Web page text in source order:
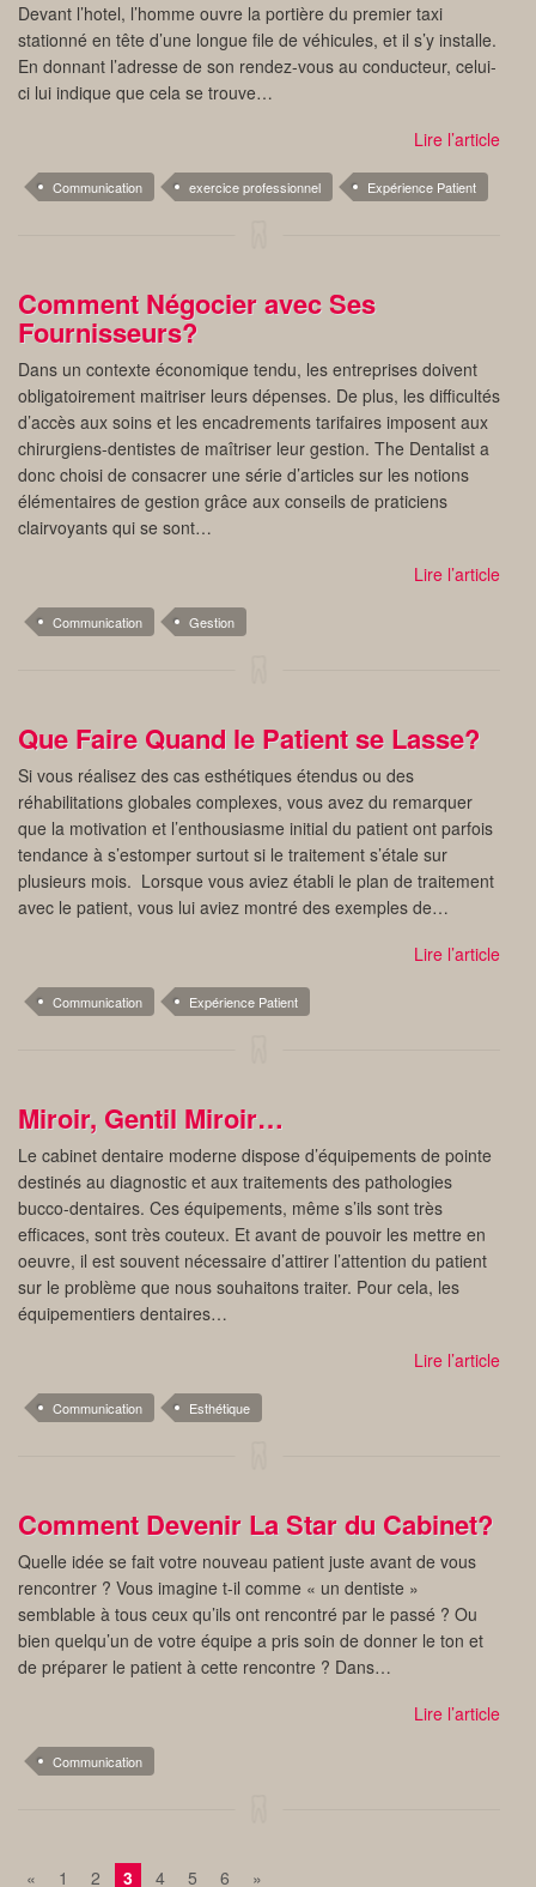
Devant l’hotel, l’homme ouvre la portière du premier taxi
stationné en tête d’une longue file de véhicules, et il s’y installe.
En donnant l’adresse de son rendez-vous au conducteur, celui-
ci lui indique que cela se trouve…
Lire l’article
Communication exercice professionnel Expérience Patient
Comment Négocier avec Ses
Fournisseurs?
Dans un contexte économique tendu, les entreprises doivent
obligatoirement maitriser leurs dépenses. De plus, les difficultés
d’accès aux soins et les encadrements tarifaires imposent aux
chirurgiens-dentistes de maîtriser leur gestion. The Dentalist a
donc choisi de consacrer une série d’articles sur les notions
élémentaires de gestion grâce aux conseils de praticiens
clairvoyants qui se sont…
Lire l’article
Communication Gestion
Que Faire Quand le Patient se Lasse?
Si vous réalisez des cas esthétiques étendus ou des
réhabilitations globales complexes, vous avez du remarquer
que la motivation et l’enthousiasme initial du patient ont parfois
tendance à s’estomper surtout si le traitement s’étale sur
plusieurs mois. Lorsque vous aviez établi le plan de traitement
avec le patient, vous lui aviez montré des exemples de…
Lire l’article
Communication Expérience Patient
Miroir, Gentil Miroir…
Le cabinet dentaire moderne dispose d’équipements de pointe
destinés au diagnostic et aux traitements des pathologies
bucco-dentaires. Ces équipements, même s’ils sont très
efficaces, sont très couteux. Et avant de pouvoir les mettre en
oeuvre, il est souvent nécessaire d’attirer l’attention du patient
sur le problème que nous souhaitons traiter. Pour cela, les
équipementiers dentaires…
Lire l’article
Communication Esthétique
Comment Devenir La Star du Cabinet?
Quelle idée se fait votre nouveau patient juste avant de vous
rencontrer ? Vous imagine t-il comme « un dentiste »
semblable à tous ceux qu’ils ont rencontré par le passé ? Ou
bien quelqu’un de votre équipe a pris soin de donner le ton et
de préparer le patient à cette rencontre ? Dans…
Lire l’article
Communication
« 1 2 3 4 5 6 »